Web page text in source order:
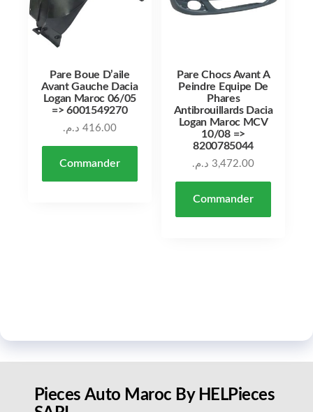
Pare Boue D’aile
Avant Gauche Dacia
Logan Maroc 06/05
=> 6001549270
416.00 د.م.
Commander
Pare Chocs Avant A
Peindre Equipe De
Phares
Antibrouillards Dacia
Logan Maroc MCV
10/08 =>
8200785044
3,472.00 د.م.
Commander
Pieces Auto Maroc By HELPieces